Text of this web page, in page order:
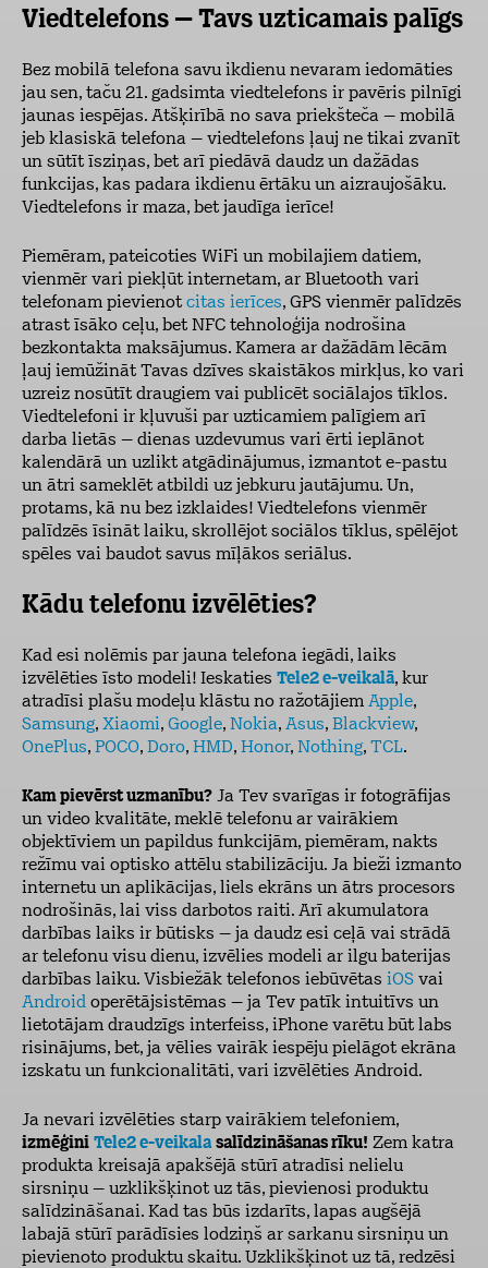
Viedtelefons – Tavs uzticamais palīgs
Bez mobilā telefona savu ikdienu nevaram iedomāties
jau sen, taču 21. gadsimta viedtelefons ir pavēris pilnīgi
jaunas iespējas. Atšķirībā no sava priekšteča – mobilā
jeb klasiskā telefona – viedtelefons ļauj ne tikai zvanīt
un sūtīt īsziņas, bet arī piedāvā daudz un dažādas
funkcijas, kas padara ikdienu ērtāku un aizraujošāku.
Viedtelefons ir maza, bet jaudīga ierīce!
Piemēram, pateicoties WiFi un mobilajiem datiem,
vienmēr vari piekļūt internetam, ar Bluetooth vari
telefonam pievienot citas ierīces, GPS vienmēr palīdzēs
atrast īsāko ceļu, bet NFC tehnoloģija nodrošina
bezkontakta maksājumus. Kamera ar dažādām lēcām
ļauj iemūžināt Tavas dzīves skaistākos mirkļus, ko vari
uzreiz nosūtīt draugiem vai publicēt sociālajos tīklos.
Viedtelefoni ir kļuvuši par uzticamiem palīgiem arī
darba lietās – dienas uzdevumus vari ērti ieplānot
kalendārā un uzlikt atgādinājumus, izmantot e-pastu
un ātri sameklēt atbildi uz jebkuru jautājumu. Un,
protams, kā nu bez izklaides! Viedtelefons vienmēr
palīdzēs īsināt laiku, skrollējot sociālos tīklus, spēlējot
spēles vai baudot savus mīļākos seriālus.
Kādu telefonu izvēlēties?
Kad esi nolēmis par jauna telefona iegādi, laiks
izvēlēties īsto modeli! Ieskaties Tele2 e-veikalā, kur
atradīsi plašu modeļu klāstu no ražotājiem Apple,
Samsung, Xiaomi, Google, Nokia, Asus, Blackview,
OnePlus, POCO, Doro, HMD, Honor, Nothing, TCL.
Kam pievērst uzmanību? Ja Tev svarīgas ir fotogrāfijas
un video kvalitāte, meklē telefonu ar vairākiem
objektīviem un papildus funkcijām, piemēram, nakts
režīmu vai optisko attēlu stabilizāciju. Ja bieži izmanto
internetu un aplikācijas, liels ekrāns un ātrs procesors
nodrošinās, lai viss darbotos raiti. Arī akumulatora
darbības laiks ir būtisks – ja daudz esi ceļā vai strādā
ar telefonu visu dienu, izvēlies modeli ar ilgu baterijas
darbības laiku. Visbiežāk telefonos iebūvētas iOS vai
Android operētājsistēmas – ja Tev patīk intuitīvs un
lietotājam draudzīgs interfeiss, iPhone varētu būt labs
risinājums, bet, ja vēlies vairāk iespēju pielāgot ekrāna
izskatu un funkcionalitāti, vari izvēlēties Android.
Ja nevari izvēlēties starp vairākiem telefoniem,
izmēģini Tele2 e-veikala salīdzināšanas rīku! Zem katra
produkta kreisajā apakšējā stūrī atradīsi nelielu
sirsniņu – uzklikšķinot uz tās, pievienosi produktu
salīdzināšanai. Kad tas būs izdarīts, lapas augšējā
labajā stūrī parādīsies lodziņš ar sarkanu sirsniņu un
pievienoto produktu skaitu. Uzklikšķinot uz tā, redzēsi